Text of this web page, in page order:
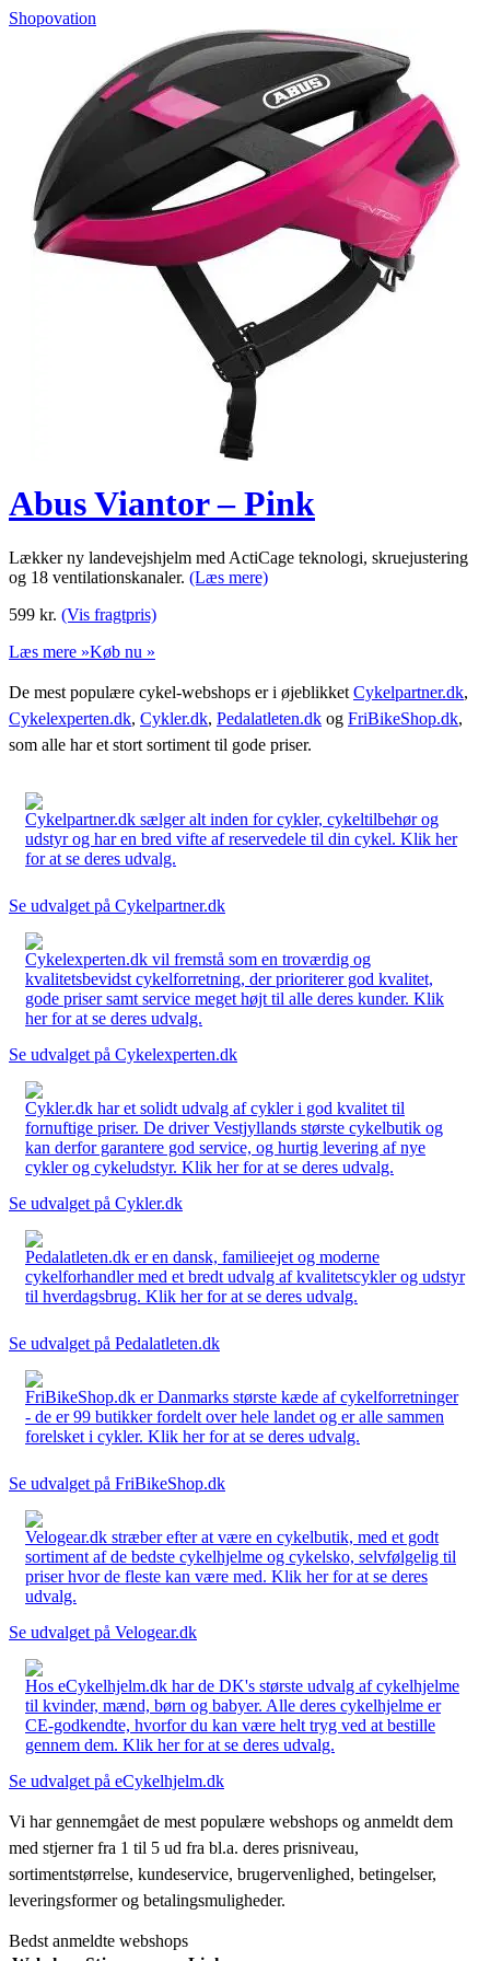
Shopovation
Abus Viantor – Pink
Lækker ny landevejshjelm med ActiCage teknologi, skruejustering
og 18 ventilationskanaler. (Læs mere)
599 kr. (Vis fragtpris)
Læs mere »Køb nu »
De mest populære cykel-webshops er i øjeblikket Cykelpartner.dk,
Cykelexperten.dk, Cykler.dk, Pedalatleten.dk og FriBikeShop.dk,
som alle har et stort sortiment til gode priser.
Cykelpartner.dk sælger alt inden for cykler, cykeltilbehør og
udstyr og har en bred vifte af reservedele til din cykel. Klik her
for at se deres udvalg.
Se udvalget på Cykelpartner.dk
Cykelexperten.dk vil fremstå som en troværdig og
kvalitetsbevidst cykelforretning, der prioriterer god kvalitet,
gode priser samt service meget højt til alle deres kunder. Klik
her for at se deres udvalg.
Se udvalget på Cykelexperten.dk
Cykler.dk har et solidt udvalg af cykler i god kvalitet til
fornuftige priser. De driver Vestjyllands største cykelbutik og
kan derfor garantere god service, og hurtig levering af nye
cykler og cykeludstyr. Klik her for at se deres udvalg.
Se udvalget på Cykler.dk
Pedalatleten.dk er en dansk, familieejet og moderne
cykelforhandler med et bredt udvalg af kvalitetscykler og udstyr
til hverdagsbrug. Klik her for at se deres udvalg.
Se udvalget på Pedalatleten.dk
FriBikeShop.dk er Danmarks største kæde af cykelforretninger
- de er 99 butikker fordelt over hele landet og er alle sammen
forelsket i cykler. Klik her for at se deres udvalg.
Se udvalget på FriBikeShop.dk
Velogear.dk stræber efter at være en cykelbutik, med et godt
sortiment af de bedste cykelhjelme og cykelsko, selvfølgelig til
priser hvor de fleste kan være med. Klik her for at se deres
udvalg.
Se udvalget på Velogear.dk
Hos eCykelhjelm.dk har de DK's største udvalg af cykelhjelme
til kvinder, mænd, børn og babyer. Alle deres cykelhjelme er
CE-godkendte, hvorfor du kan være helt tryg ved at bestille
gennem dem. Klik her for at se deres udvalg.
Se udvalget på eCykelhjelm.dk
Vi har gennemgået de mest populære webshops og anmeldt dem
med stjerner fra 1 til 5 ud fra bl.a. deres prisniveau,
sortimentstørrelse, kundeservice, brugervenlighed, betingelser,
leveringsformer og betalingsmuligheder.
Bedst anmeldte webshops